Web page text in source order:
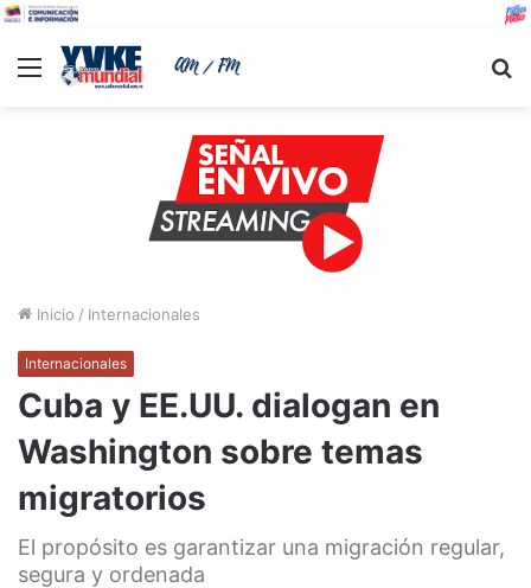
Menu
Inicio / Internacionales
Internacionales
Cuba y EE.UU. dialogan en
Washington sobre temas
migratorios
El propósito es garantizar una migración regular,
segura y ordenada